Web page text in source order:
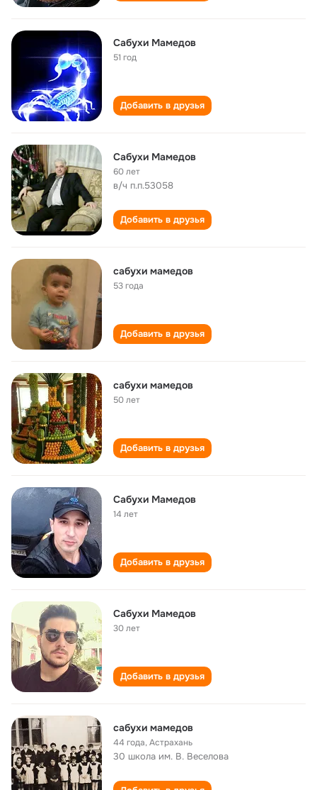
Сабухи Мамедов
51 год
Добавить в друзья
Сабухи Мамедов
60 лет
в/ч п.п.53058
Добавить в друзья
сабухи мамедов
53 года
Добавить в друзья
сабухи мамедов
50 лет
Добавить в друзья
Сабухи Мамедов
14 лет
Добавить в друзья
Сабухи Мамедов
30 лет
Добавить в друзья
сабухи мамедов
44 года,Астрахань
30 школа им. В. Веселова